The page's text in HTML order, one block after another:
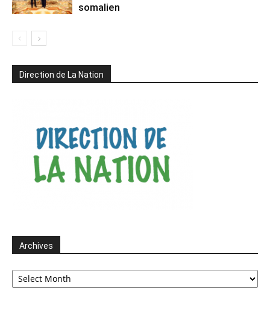
somalien
Direction de La Nation
Archives
Archives